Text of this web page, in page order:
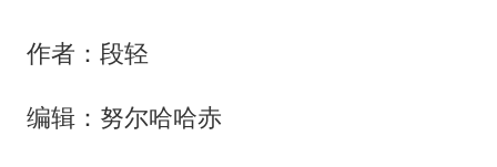
作者：段轻
编辑：努尔哈哈赤